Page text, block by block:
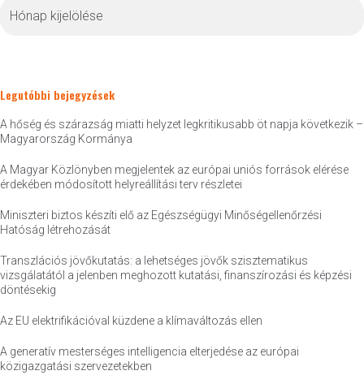
Legutóbbi bejegyzések
A hőség és szárazság miatti helyzet legkritikusabb öt napja következik –
Magyarország Kormánya
A Magyar Közlönyben megjelentek az európai uniós források elérése
érdekében módosított helyreállítási terv részletei
Miniszteri biztos készíti elő az Egészségügyi Minőségellenőrzési
Hatóság létrehozását
Transzlációs jövőkutatás: a lehetséges jövők szisztematikus
vizsgálatától a jelenben meghozott kutatási, finanszírozási és képzési
döntésekig
Az EU elektrifikációval küzdene a klímaváltozás ellen
A generatív mesterséges intelligencia elterjedése az európai
közigazgatási szervezetekben